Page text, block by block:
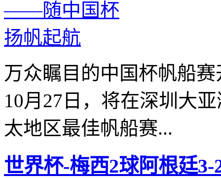
万众瞩目的中国杯帆船
10月27日，将在深圳大
太地区最佳帆船赛...
世界杯-梅西2球阿根廷